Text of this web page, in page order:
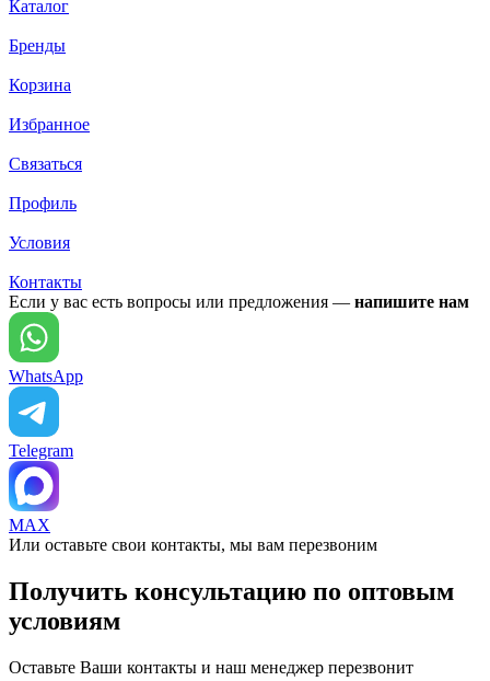
Каталог
Бренды
Корзина
Избранное
Связаться
Профиль
Условия
Контакты
Если у вас есть вопросы или предложения — напишите нам
WhatsApp
Telegram
MAX
Или оставьте свои контакты, мы вам перезвоним
Получить консультацию по оптовым
условиям
Оставьте Ваши контакты и наш менеджер перезвонит